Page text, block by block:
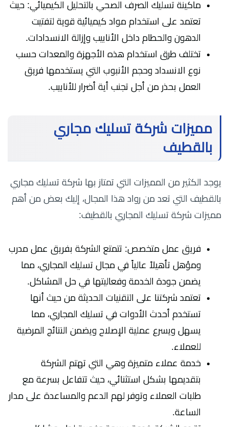
ماكينة تسليك الصرف الصحي بالتحليل الكيميائي: حيث
تعتمد على استخدام مواد كيميائية قوية لتفتيت
الدهون والحطام داخل الأنابيب وإزالة الانسدادات.
تختلف طرق استخدام هذه الأجهزة والمعدات حسب
نوع الانسداد وحجم الأنبوب التي يستخدمها فريق
العمل بحذر من أجل تجنب أية أضرار للأنابيب.
مميزات شركة تسليك مجاري
بالقطيف
يوجد الكثير من المميزات التي تمتاز بها شركة تسليك مجاري
بالقطيف التي تعد من رواد هذا المجال، إليك بعض من أهم
مميزات شركة تسليك المجاري بالقطيف:
فريق عمل متخصص: تتمتع الشركة بفريق عمل مدرب
ومؤهل تأهيلاً عالياً في مجال تسليك المجاري، مما
يضمن جودة الخدمة وفعاليتها في حل المشاكل.
تعتمد شركتنا على التقنيات الحديثة من حيث أنها
تستخدم أحدث الأدوات في تسليك المجاري، مما
يسهل ويسرع عملية الإصلاح ويضمن النتائج المرضية
للعملاء.
خدمة عملاء متميزة وهي التي تهتم الشركة
بتقديمها بشكل استثنائي، حيث تتفاعل بسرعة مع
طلبات العملاء وتوفر لهم الدعم والمساعدة على مدار
الساعة.